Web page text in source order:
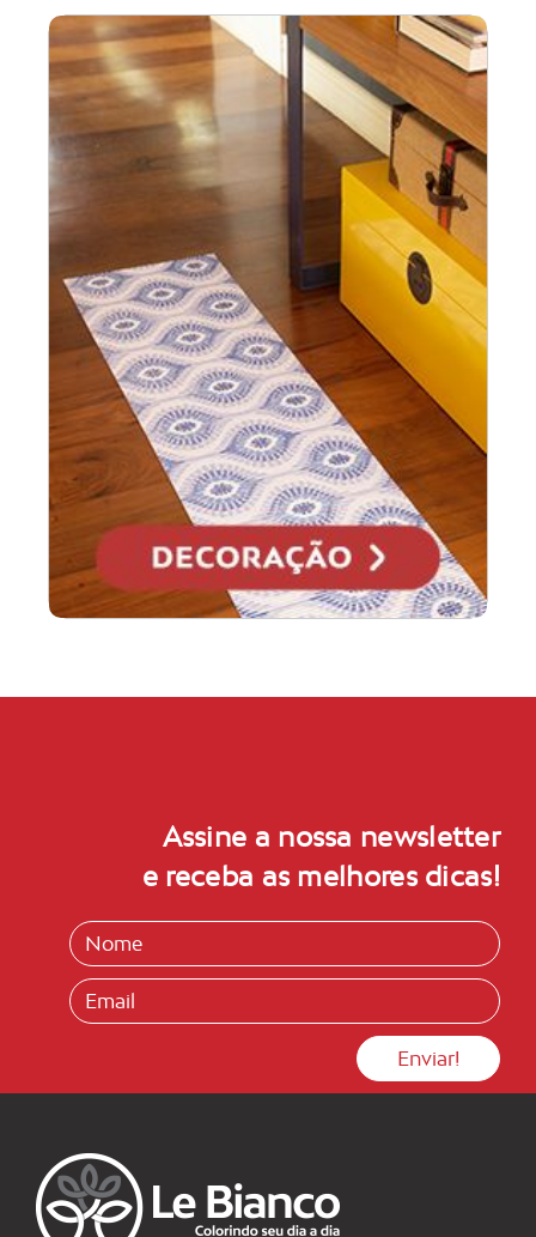
Assine a nossa newsletter
e receba as melhores dicas!